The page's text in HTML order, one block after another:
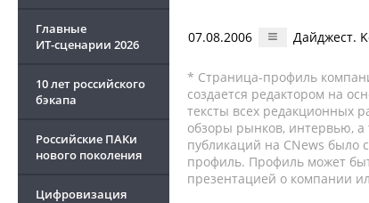
Главные
ИТ-сценарии 2026
10 лет российского
бэкапа
Российские ПАКи
нового поколения
Цифровизация
07.08.2006 Дайджест.
* Страница-профиль
создается редактором на
тексты всех редакционных
обзоры рынков, интервью, а
публикаций на CNews было
профиль. Профиль может
презентацией о компании